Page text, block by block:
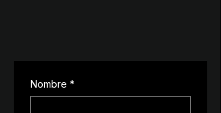
Nombre *